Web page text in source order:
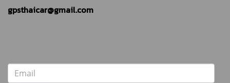
gpsthaicar@gmail.com